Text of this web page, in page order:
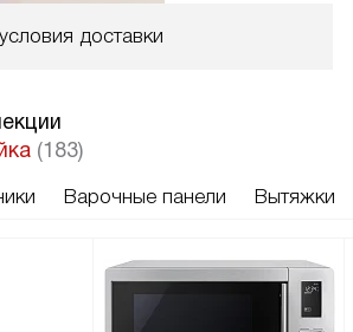
доставки
(183)
Варочные панели Вытяжки